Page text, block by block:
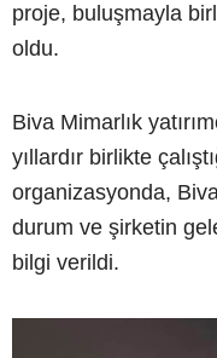
proje, buluşmayla
oldu.
Biva Mimarlık
yıllardır birlikte
organizasyonda,
durum ve şirketin
bilgi verildi.